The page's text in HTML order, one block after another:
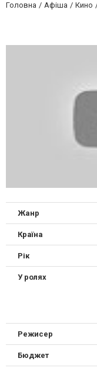
Головна Афіша Кино
Жанр
Країна
Рік
У ролях
Режисер
Бюджет